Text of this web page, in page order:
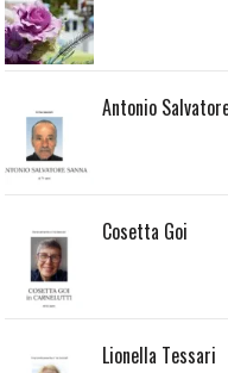
Antonio
Cosetta Goi
Lionella Tessari